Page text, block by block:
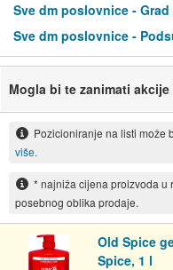
Sve dm poslovnice - Grad
Sve dm poslovnice -
Mogla bi te zanimati
Pozicioniranje na listi može
više.
* najniža cijena proizvoda u
posebnog oblika prodaje.
Old Spice
Spice, 1 l